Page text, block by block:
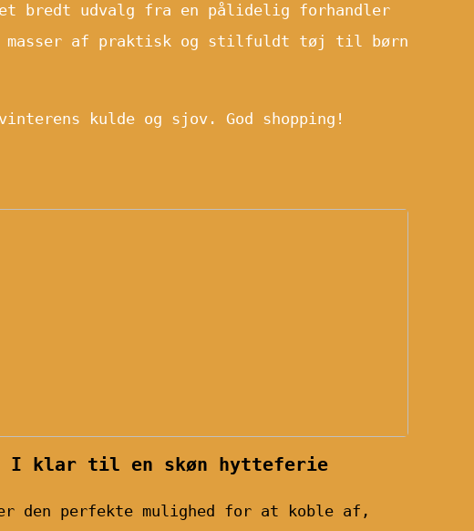
bredt udvalg fra en pålidelig forhandler
af praktisk og stilfuldt tøj til børn
kulde og sjov. God shopping!
I klar til en skøn hytteferie
den perfekte mulighed for at koble af,